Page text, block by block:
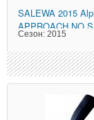
SALEWA 2015
APPROACH NO
antracite/48
Сезон: 2015